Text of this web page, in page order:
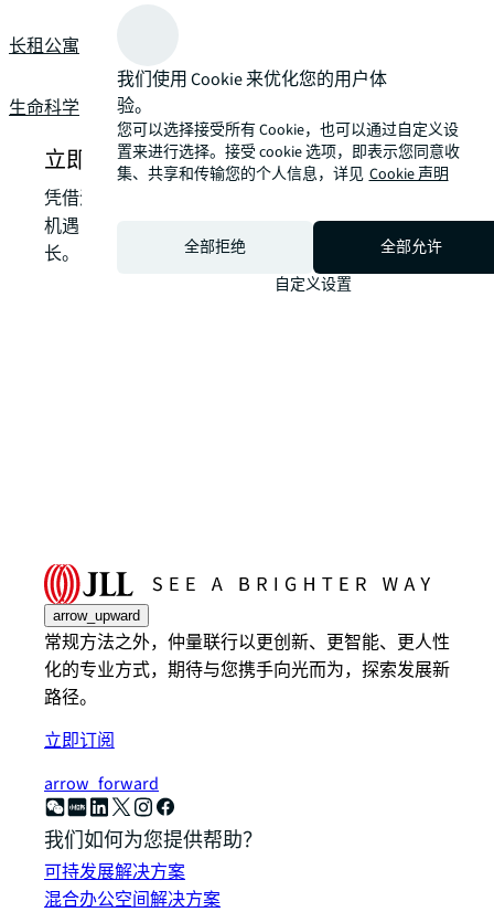
长租公寓
生命科学
立即咨询我们的投资及资本市场服务
凭借深厚的本土经验，助您将房地产挑战转化为战略
机遇，通过资产组合优化，实现价值提升与绩效增
长。
arrow_upward
常规方法之外，仲量联行以更创新、更智能、更人性
化的专业方式，期待与您携手向光而为，探索发展新
路径。
立即订阅
arrow_forward
我们如何为您提供帮助？
可持发展解决方案
混合办公空间解决方案
我们使用 Cookie 来优化您的用户体
验。
您可以选择接受所有 Cookie，也可以通过自定义设
置来进行选择。接受 cookie 选项，即表示您同意收
集、共享和传输您的个人信息，详见 Cookie 声明
全部拒绝
全部允许
自定义设置